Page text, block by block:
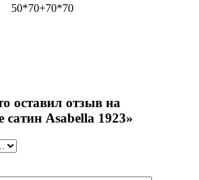
50*70+70*70
оставил отзыв на
сатин Asabella 1923»